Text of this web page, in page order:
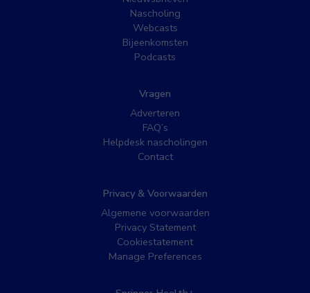
Nascholing
Webcasts
Bijeenkomsten
Podcasts
Vragen
Adverteren
FAQ’s
Helpdesk nascholingen
Contact
Privacy & Voorwaarden
Algemene voorwaarden
Privacy Statement
Cookiestatement
Manage Preferences